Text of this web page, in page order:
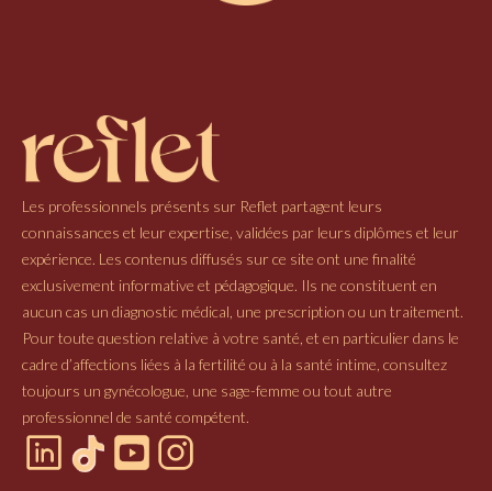
Les professionnels présents sur Reflet partagent leurs
connaissances et leur expertise, validées par leurs diplômes et leur
expérience. Les contenus diffusés sur ce site ont une finalité
exclusivement informative et pédagogique. Ils ne constituent en
aucun cas un diagnostic médical, une prescription ou un traitement.
Pour toute question relative à votre santé, et en particulier dans le
cadre d’affections liées à la fertilité ou à la santé intime, consultez
toujours un gynécologue, une sage-femme ou tout autre
professionnel de santé compétent.